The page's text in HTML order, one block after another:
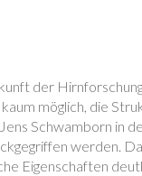
der
möglich, die
Schwamborn in
werden.
Eigenschaften